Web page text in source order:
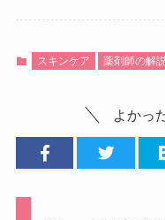
スキンケア 薬剤師の解説
よかっ